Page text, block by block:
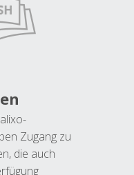
Zugang zu
die auch